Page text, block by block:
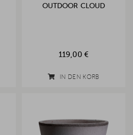
OUTDOOR CLOUD
119,00 €
IN DEN KORB